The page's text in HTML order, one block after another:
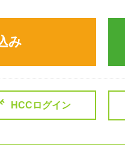
み
HCCログイン